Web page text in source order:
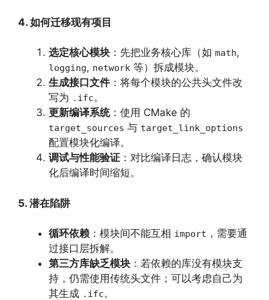
4. 如何迁移现有项目
选定核心模块 ：先把业务核心库（如 math,
logging, network 等）拆成模块。
生成接口文件 ：将每个模块的公共头文件改
写为 .ifc。
更新编译系统：使用 CMake 的
target_sources 与 target_link_options
配置模块化编译。
调试与性能验证 ：对比编译日志，确认模块
化后编译时间缩短。
5. 潜在陷阱
循环依赖 ：模块间不能互相 import ，需要通
过接口层拆解。
第三方库缺乏模块 ：若依赖的库没有模块支
持，仍需使用传统头文件；可以考虑自己为
其生成 .ifc。